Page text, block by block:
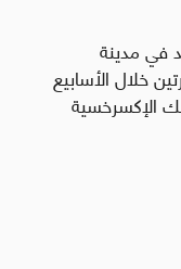
في مدينة
خلال الأسابيع
الإكسرخسية